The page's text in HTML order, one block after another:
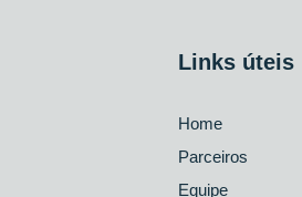
Links úteis
Home
Parceiros
Equipe